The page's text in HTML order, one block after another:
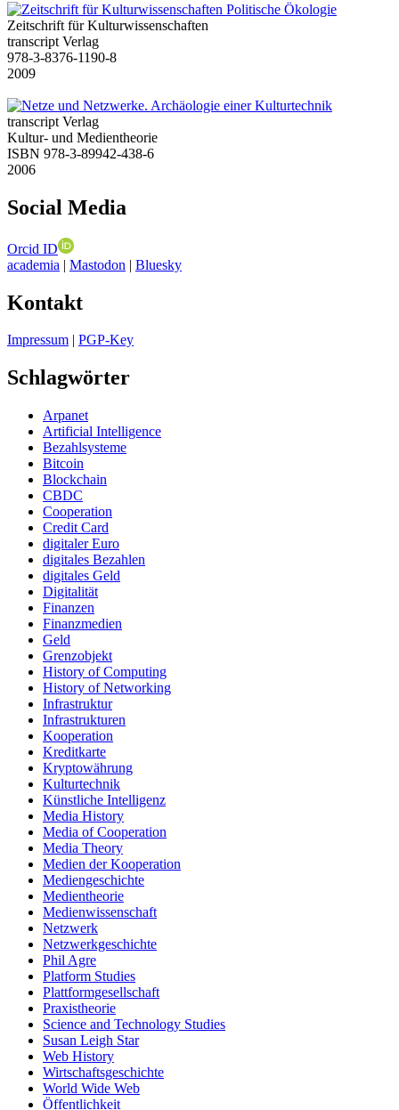
Zeitschrift für Kulturwissenschaften
transcript Verlag
978-3-8376-1190-8
2009
transcript Verlag
Kultur- und Medientheorie
ISBN 978-3-89942-438-6
2006
Social Media
Orcid ID
academia | Mastodon | Bluesky
Kontakt
Impressum | PGP-Key
Schlagwörter
Arpanet
Artificial Intelligence
Bezahlsysteme
Bitcoin
Blockchain
CBDC
Cooperation
Credit Card
digitaler Euro
digitales Bezahlen
digitales Geld
Digitalität
Finanzen
Finanzmedien
Geld
Grenzobjekt
History of Computing
History of Networking
Infrastruktur
Infrastrukturen
Kooperation
Kreditkarte
Kryptowährung
Kulturtechnik
Künstliche Intelligenz
Media History
Media of Cooperation
Media Theory
Medien der Kooperation
Mediengeschichte
Medientheorie
Medienwissenschaft
Netzwerk
Netzwerkgeschichte
Phil Agre
Platform Studies
Plattformgesellschaft
Praxistheorie
Science and Technology Studies
Susan Leigh Star
Web History
Wirtschaftsgeschichte
World Wide Web
Öffentlichkeit